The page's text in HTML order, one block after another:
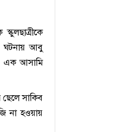
ঘটনায় আবু
এক আসামি
সাকিব
না হওয়ায়